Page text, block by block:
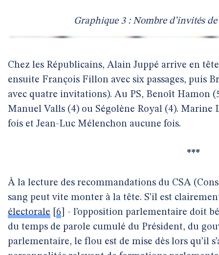
Graphique 3 : Nombre d’invités
Chez les Républicains, Alain Juppé arrive en
ensuite François Fillon avec six passages, puis
avec quatre invitations). Au PS, Benoît Hamon
Manuel Valls (4) ou Ségolène Royal (4). Marine
fois et Jean-Luc Mélenchon aucune fois.
***
À la lecture des recommandations du CSA
sang peut vite monter à la tête. S’il est
électorale 6
- l’opposition parlementaire doit
du temps de parole cumulé du Président, du
parlementaire, le flou est de mise dès lors qu’il